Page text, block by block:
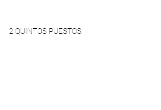
2 QUINTOS PUESTOS